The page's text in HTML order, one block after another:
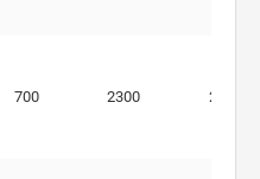
700 2300 220